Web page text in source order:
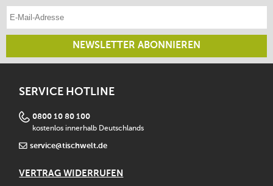
NEWSLETTER ABONNIEREN
SERVICE HOTLINE
0800 10 80 100
kostenlos innerhalb Deutschlands
service@tischwelt.de
VERTRAG WIDERRUFEN